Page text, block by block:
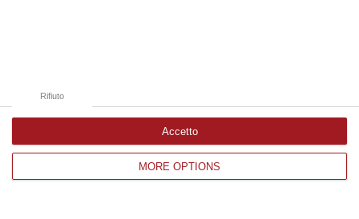
MORE OPTIONS
Rifiuto
Accetto
Corriere delle Calabria è una testata giornalistica di News&Com S.r.l